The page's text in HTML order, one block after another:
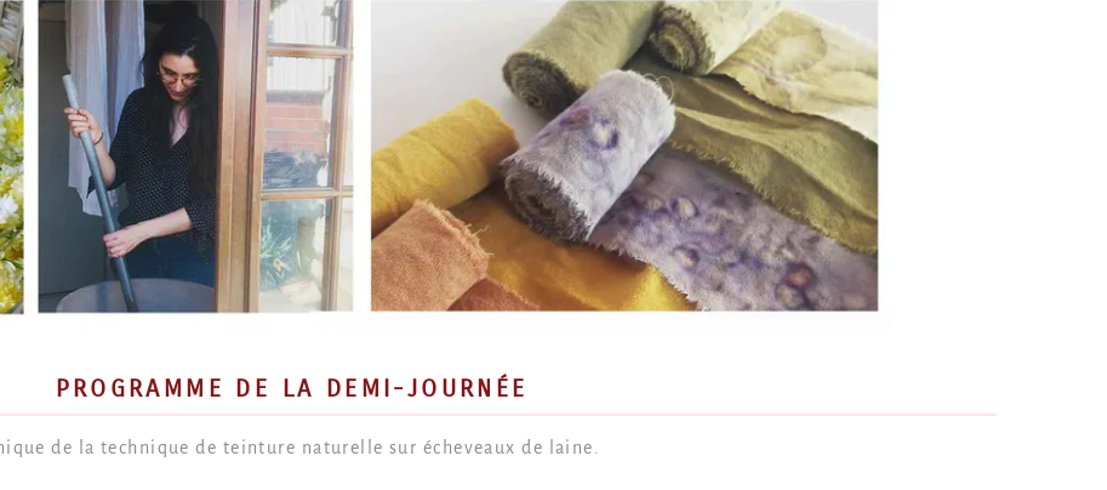
PROGRAMME DE LA DEMI-JOURNÉE
de la technique de teinture naturelle sur écheveaux de laine.